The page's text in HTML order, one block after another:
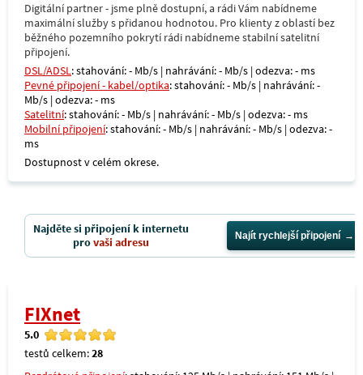
Digitální partner - jsme plně dostupní, a rádi Vám nabídneme
maximální služby s přidanou hodnotou. Pro klienty z oblastí bez
běžného pozemního pokrytí rádi nabídneme stabilní satelitní
připojení.
DSL/ADSL: stahování: - Mb/s | nahrávání: - Mb/s | odezva: - ms
Pevné připojení - kabel/optika: stahování: - Mb/s | nahrávání: -
Mb/s | odezva: - ms
Satelitní: stahování: - Mb/s | nahrávání: - Mb/s | odezva: - ms
Mobilní připojení: stahování: - Mb/s | nahrávání: - Mb/s | odezva: -
ms
Dostupnost v celém okrese.
Najděte si připojení k internetu
provaši adresu Najít rychlejší připojení
FIXnet
5.0
testů celkem:28